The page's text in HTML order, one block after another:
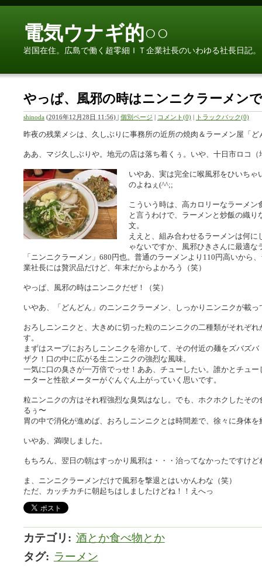
電気ウナギ的○○
岩国在住。広島で働く超零細ＩＴ企業社長のいわゆる社長日記。
やっぱ、風邪の時はニンニクラーメン
shinoda (2016年12月28日 11:56) | 個別ページ | コメント(0) | トラックバック(0)
昨夜の残業メシは、久しぶりに事務所の近所の焼肉＆ラーメン屋「ど
ああ、マジ久しぶりや。地元の店は落ち着くぅ。いや、十日市ロコ
いやあ、実は完全に喉風邪をひいち
のよねぇ(^^;;
こういう時は、高カロリーなラーメ
と言うわけで、ラーメンと炒飯の織
文。
ええと、組み合わせるラーメンは何
ゃないですか、風邪ひきさんに最適な
「ニンニクラーメン」680円也。普通のラーメンより110円高いから
業社長には贅沢品だけど、年末だからよかろう（笑）
やっぱ、風邪の時はニンニクだぜ！（笑）
いやあ、「どんどん」のニンニクラーメン、しっかりニンニクが載っ
おろしニンニクと、大きめに切った粒のニンニクの二種類がそれぞれ
す。
まずはスープにおろしニンニクを溶かして、その付近の麺をズバズバ
ザク！口の中に広がる生ニンニクの強烈な風味。
一気に口の臭さが一万倍でっせ！ああ、チューしたい。誰かとチュー
ーターと性欲メーターがぐんぐん上がっていく思いです。
粒ニンニクの方はそれ程強烈な臭気はなし。でも、ホクホクしたその
るぅ〜
胃の中で消化が進めば、おろしニンニクとは時間差で、徐々に身体
いやあ、満喫しました。
もちろん、翌日の朝はすっかり風邪は・・・治ってなかったですけど
ま、ニンニクラーメンだけで風邪を撃退とはいかんわな（笑）
ただ、カッチカチに朝起ちはしましたけどね！！えへっ
カテゴリ : 酒とか食べ物とか
タグ: ラーメン